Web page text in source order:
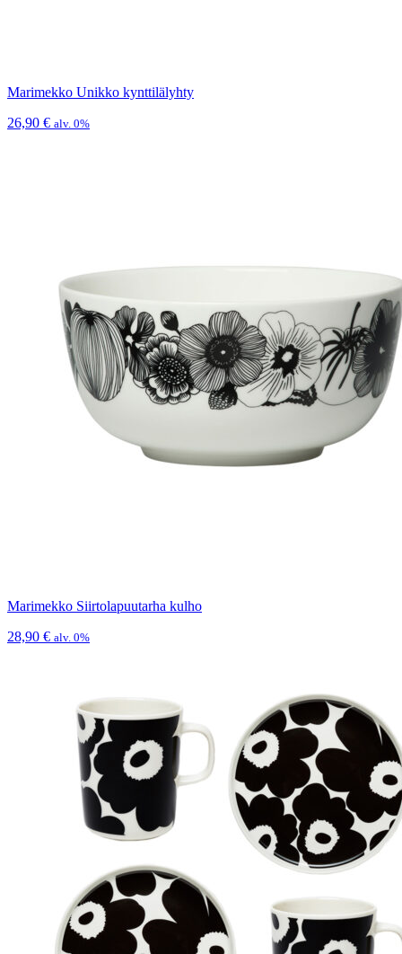
Marimekko Unikko kynttilälyhty
26,90 € alv. 0%
Marimekko Siirtolapuutarha kulho
28,90 € alv. 0%